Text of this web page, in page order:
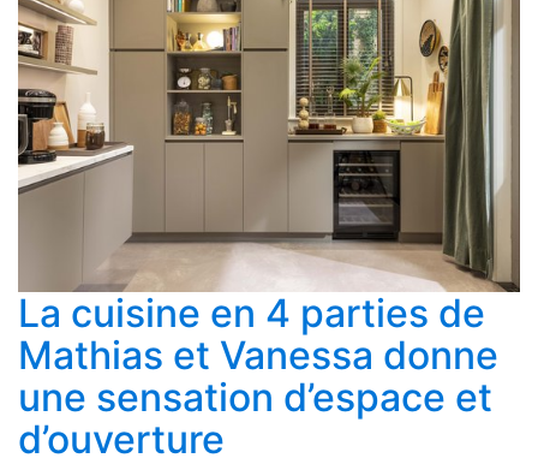
La cuisine en 4 parties de
Mathias et Vanessa donne
une sensation d’espace et
d’ouverture